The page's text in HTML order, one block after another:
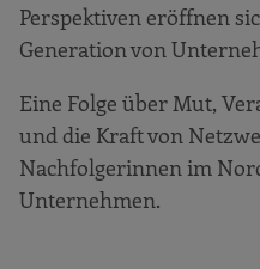
Perspektiven eröffnen
Generation von
Eine Folge über Mut,
und die Kraft von
Nachfolgerinnen im
Unternehmen.